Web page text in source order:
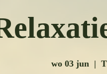
wo 03 jun
  |